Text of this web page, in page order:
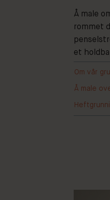
Å male
rommet
et
Om vår
Å male